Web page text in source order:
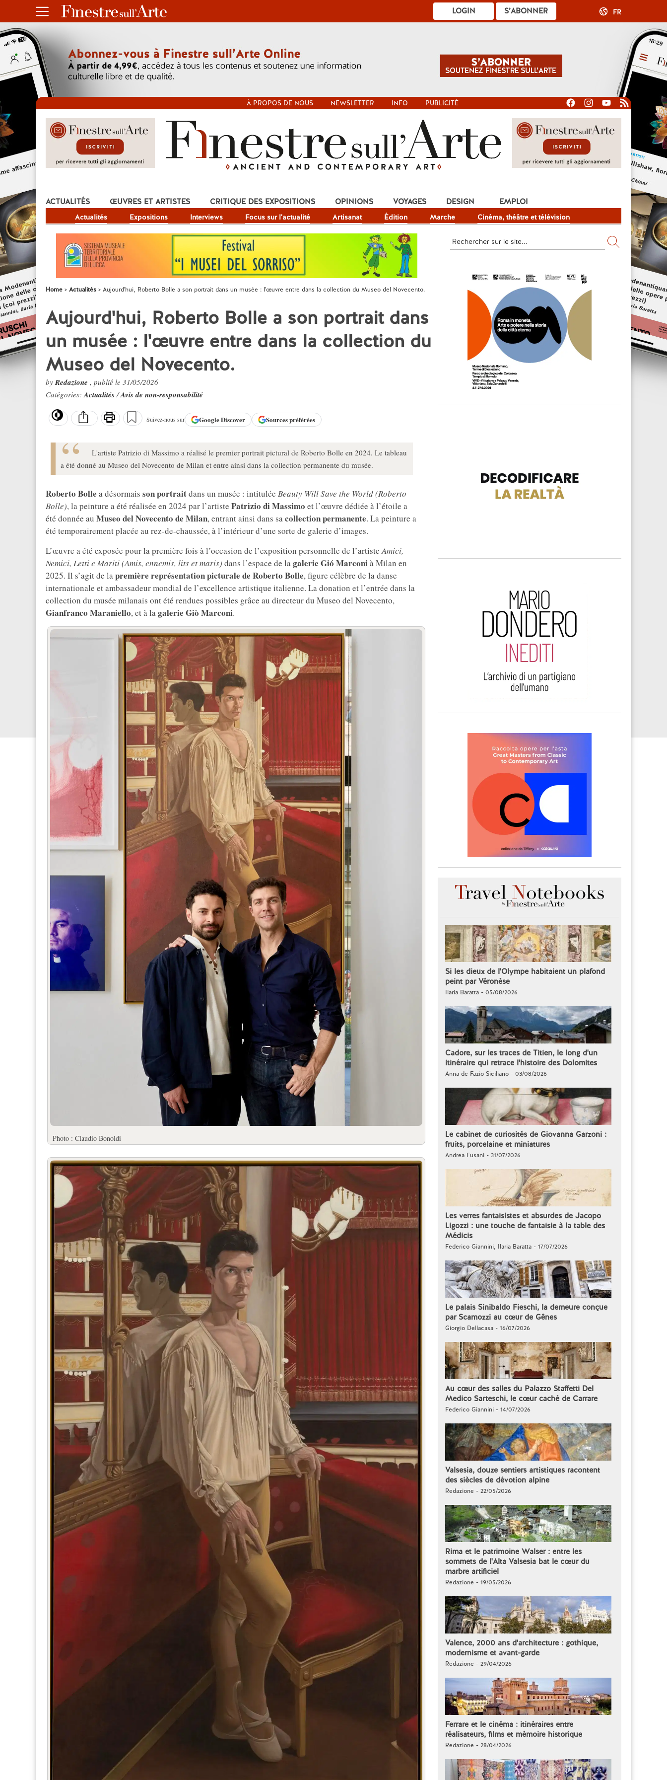
S’ABONNER
LOGIN FR
À PROPOS DE NOUS NEWSLETTER INFO PUBLICITÉ
ACTUALITÉS
Actualités Expositions Interviews Focus sur l'actualité Artisanat Édition Marche Cinéma, théâtre et télévision
ŒUVRES ET ARTISTES CRITIQUE DES EXPOSITIONS OPINIONS VOYAGES DESIGN EMPLOI
Home Actualités Aujourd'hui, Roberto Bolle a son portrait dans un musée : l'œuvre entre dans la collection du Museo del Novecento.
Aujourd'hui, Roberto Bolle a son portrait dans
un musée : l'œuvre entre dans la collection du
Museo del Novecento.
byRedazione , publié le 31/05/2026
Catégories:Actualités/Avis de non-responsabilité
Suivez-nous sur GoogleDiscover Sources préférées
L'artiste Patrizio di Massimo a réalisé le premier portrait pictural de Roberto Bolle en 2024. Le tableau
a été donné au Museo del Novecento de Milan et entre ainsi dans la collection permanente du musée.
Roberto Bolle a désormais son portraitdans un musée : intitulée Beauty Will Save the World (Roberto
Bolle), la peinture a été réalisée en 2024 par l’artiste Patrizio di Massimo et l’œuvre dédiée à l’étoile a
été donnée au Museo del Novecento de Milan, entrant ainsi dans sacollection permanente. La peinture a
été temporairement placée au rez-de-chaussée, à l’intérieur d’une sorte de galerie d’images.
L’œuvre a été exposée pour la première fois à l’occasion de l’exposition personnelle de l’artisteAmici,
Nemici, Letti e Mariti (Amis, ennemis, lits et maris) dans l’espace de lagalerie Gió Marconià Milan en
2025. Il s’agit de lapremière représentation picturale de Roberto Bolle, figure célèbre de la danse
internationale et ambassadeur mondial de l’excellence artistique italienne. La donation et l’entrée dans la
collection du musée milanais ont été rendues possibles grâce au directeur du Museo del Novecento,
Gianfranco Maraniello, et à lagalerie Giò Marconi.
Photo : Claudio Bonoldi
Si les dieux de l'Olympe habitaient un plafond
peint par Véronèse
Ilaria Baratta - 05/08/2026
Cadore, sur les traces de Titien, le long d'un
itinéraire qui retrace l'histoire des Dolomites
Anna de Fazio Siciliano - 03/08/2026
Le cabinet de curiosités de Giovanna Garzoni :
fruits, porcelaine et miniatures
Andrea Fusani - 31/07/2026
Les verres fantaisistes et absurdes de Jacopo
Ligozzi : une touche de fantaisie à la table des
Médicis
Federico Giannini, Ilaria Baratta - 17/07/2026
Le palais Sinibaldo Fieschi, la demeure conçue
par Scamozzi au cœur de Gênes
Giorgio Dellacasa - 16/07/2026
Au cœur des salles du Palazzo Staffetti Del
Medico Sarteschi, le cœur caché de Carrare
Federico Giannini - 14/07/2026
Valsesia, douze sentiers artistiques racontent
des siècles de dévotion alpine
Redazione - 22/05/2026
Rima et le patrimoine Walser : entre les
sommets de l'Alta Valsesia bat le cœur du
marbre artificiel
Redazione - 19/05/2026
Valence, 2000 ans d'architecture : gothique,
modernisme et avant-garde
Redazione - 29/04/2026
Ferrare et le cinéma : itinéraires entre
réalisateurs, films et mémoire historique
Redazione - 28/04/2026